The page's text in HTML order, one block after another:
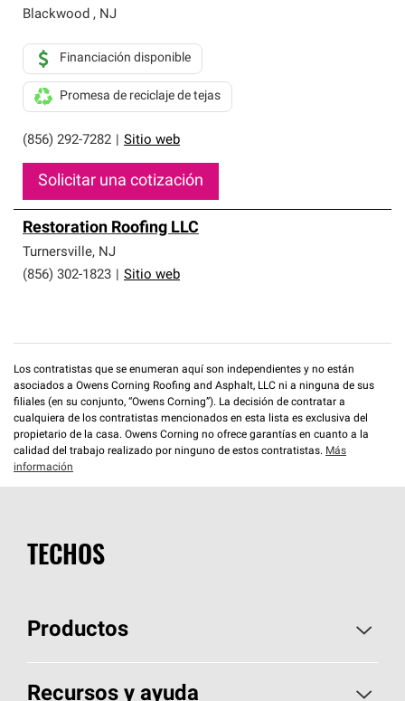
Blackwood , NJ
(856) 292-7282 Sitio web
Financiación disponible
Promesa de reciclaje de tejas
Solicitar una cotización
Restoration Roofing LLC
Turnersville, NJ
(856) 302-1823
Sitio web
Los contratistas que se enumeran aquí son independientes y no están
asociados a Owens Corning Roofing and Asphalt, LLC ni a ninguna de sus
filiales (en su conjunto, “Owens Corning”). La decisión de contratar a
cualquiera de los contratistas mencionados en esta lista es exclusiva del
propietario de la casa. Owens Corning no ofrece garantías en cuanto a la
calidad del trabajo realizado por ninguno de estos contratistas. Más
información
TECHOS
Productos
Elija sus tejas
Recursos y ayuda